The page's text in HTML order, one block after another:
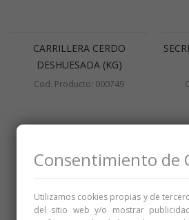
CARRILLERA CERDO
DESHUESADA (KG)
Cod. Producto: 000749
Consentimiento de
Utilizamos cookies propias y de
del sitio web y/o mostrar